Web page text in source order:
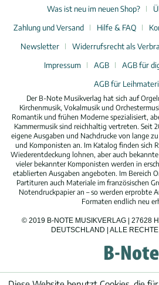
Was ist neu im neuen Shop?
Zahlung und Versand
Hilfe & FAQ
Newsletter
Widerrufsrecht als
Impressum
AGB
AGB für
AGB für
Der B-Note Musikverlag hat sich auf
Kirchenmusik, Vokalmusik und
Romantik und frühen Moderne spezialisiert,
Kammermusik sind reichhaltig vertreten. Seit
eigene Ausgaben und Nachdrucke von lange
und Komponisten an. Im Katalog finden sich
Wiederentdeckung lohnen, aber auch
vieler bekannter Komponisten werden in
etablierten Ausgaben angeboten. Im Bereich
Partituren auch Materiale im französischen
Notendruckpapier an – so werden erprobte
Formaten endlich neu
© 2019 B-NOTE MUSIKVERLAG | 27628
DEUTSCHLAND | ALLE